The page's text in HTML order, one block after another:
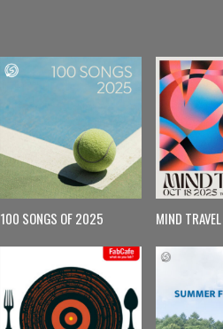
100 SONGS OF 2025 MIND TRAVEL